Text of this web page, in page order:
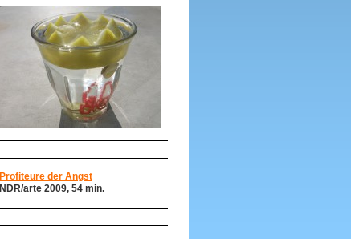
Profiteure der Angst
NDR/arte 2009, 54 min.